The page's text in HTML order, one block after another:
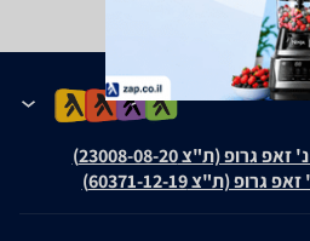
(ת"צ 23008-08-20)
(ת"צ 60371-12-19)